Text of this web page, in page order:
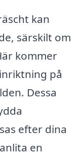
kan
särskilt om
kommer
på
Dessa
efter dina
en